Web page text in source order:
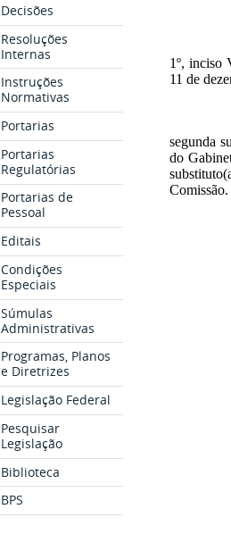
Decisões
Resoluções
Internas
Instruções
Normativas
Portarias
Portarias
Regulatórias
Portarias de
Pessoal
Editais
Condições
Especiais
Súmulas
Administrativas
Programas, Planos
e Diretrizes
Legislação Federal
Pesquisar
Legislação
Biblioteca
BPS
1º, inciso
11 de
segunda
do
Comissão.